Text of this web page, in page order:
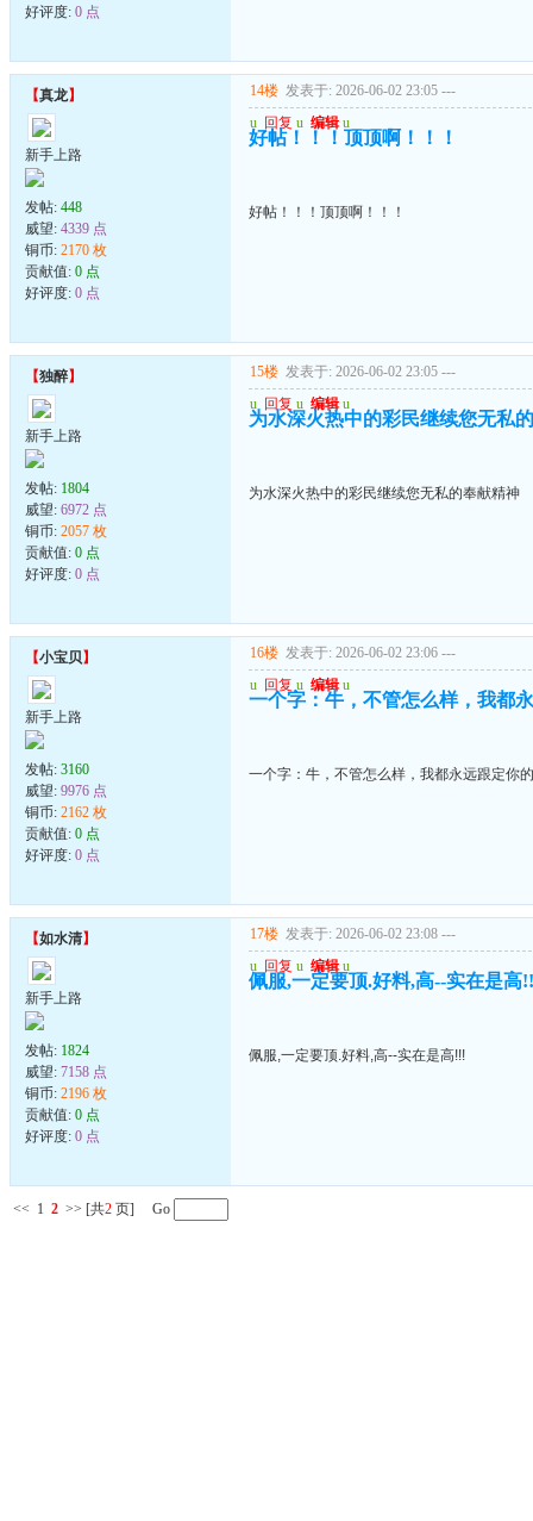
好评度: 0 点
【真龙】
新手上路
发帖: 448
威望: 4339 点
铜币: 2170 枚
贡献值: 0 点
好评度: 0 点
14楼 发表于: 2026-06-02 23:05 ---
u 回复 u 编辑 u
好帖！！！顶顶啊！！！
好帖！！！顶顶啊！！！
【独醉】
新手上路
发帖: 1804
威望: 6972 点
铜币: 2057 枚
贡献值: 0 点
好评度: 0 点
15楼 发表于: 2026-06-02 23:05 ---
u 回复 u 编辑 u
为水深火热中的彩民继续您无私
为水深火热中的彩民继续您无私的奉献精神
【小宝贝】
新手上路
发帖: 3160
威望: 9976 点
铜币: 2162 枚
贡献值: 0 点
好评度: 0 点
16楼 发表于: 2026-06-02 23:06 ---
u 回复 u 编辑 u
一个字：牛，不管怎么样，我都
一个字：牛，不管怎么样，我都永远跟定你的
【如水清】
新手上路
发帖: 1824
威望: 7158 点
铜币: 2196 枚
贡献值: 0 点
好评度: 0 点
17楼 发表于: 2026-06-02 23:08 ---
u 回复 u 编辑 u
佩服,一定要顶.好料,高--实在是高
佩服,一定要顶.好料,高--实在是高!!!
<< 1 2 >> [共2 页] Go